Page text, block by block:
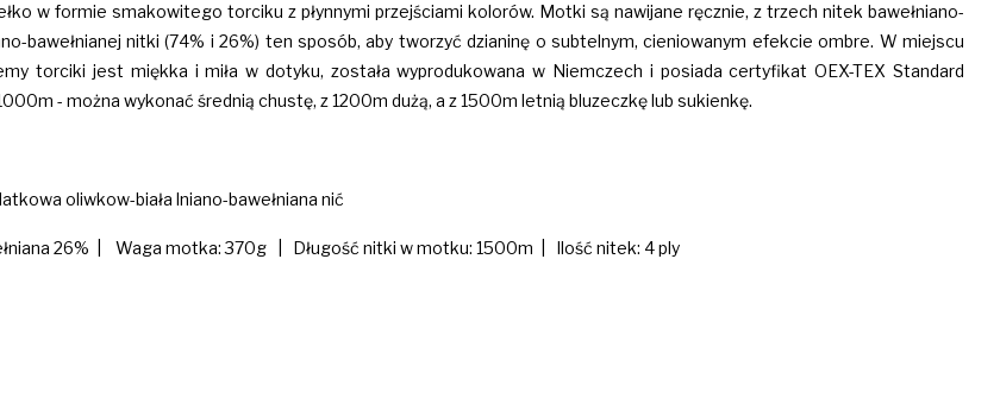
w formie smakowitego torciku z płynnymi przejściami kolorów. Motki są nawijane ręcznie, z trzech nitek bawełniano-
bawełnianej nitki (74% i 26%) ten sposób, aby tworzyć dzianinę o subtelnym, cieniowanym efekcie ombre. W miejscu
torciki jest miękka i miła w dotyku, została wyprodukowana w Niemczech i posiada certyfikat OEX-TEX Standard
- można wykonać średnią chustę, z 1200m dużą, a z 1500m letnią bluzeczkę lub sukienkę.
oliwkow-biała lniano-bawełniana nić
26% | Waga motka: 370g | Długość nitki w motku: 1500m | Ilość nitek: 4 ply